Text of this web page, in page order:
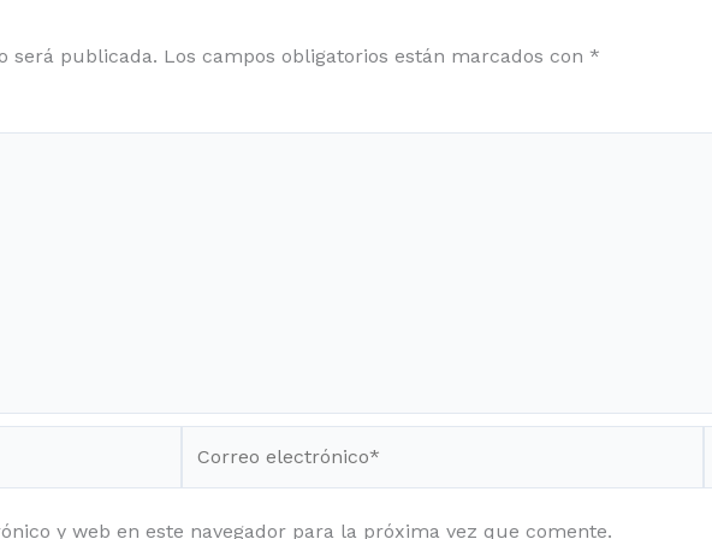
será publicada. Los campos obligatorios están marcados con *
electrónico*
y web en este navegador para la próxima vez que comente.